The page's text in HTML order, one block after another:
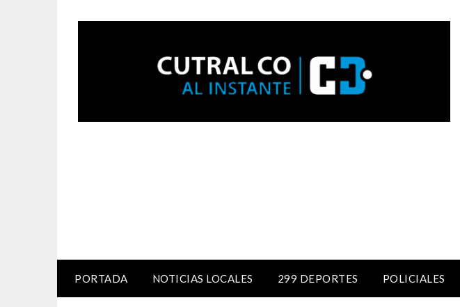
PORTADA NOTICIAS LOCALES 299 DEPORTES POLICIALES